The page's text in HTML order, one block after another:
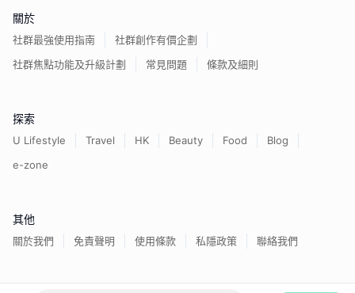
關於
社群最強使用指南
社群創作有價企劃
社群焦點功能及升級計劃
常見問題 條款及細則
探索
U Lifestyle Travel HK Beauty Food
Blog
e-zone
其他
關於我們 免責聲明 使用條款 私隱政策 聯絡我們